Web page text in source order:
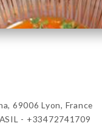
69006 Lyon, France
- +33472741709